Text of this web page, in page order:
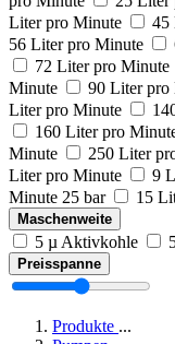
Liter pro Minute
45
56 Liter pro Minute
72 Liter pro Minute
Minute
90 Liter pro
Liter pro Minute
160 Liter pro
Minute
250 Liter
Liter pro Minute
9
Minute 25 bar
15
Maschenweite
5 µ Aktivkohle
Preisspanne
Produkte ...